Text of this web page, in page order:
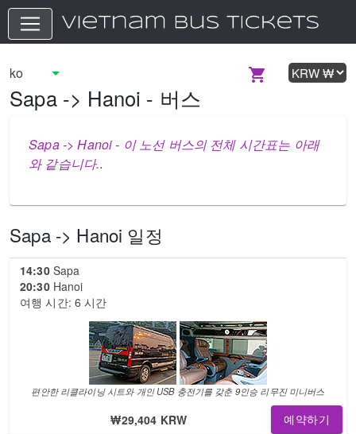
Sapa -> Hanoi - 버스
Sapa -> Hanoi - 이 노선 버스의 전체 시간표는 아래
와 같습니다..
Sapa -> Hanoi 일정
14:30Sapa
20:30Hanoi
여행 시간: 6 시간
편안한 리클라이닝 시트와 개인 USB 충전기를 갖춘 9인승 리무진 미니버스
₩29,404 KRW 예약하기